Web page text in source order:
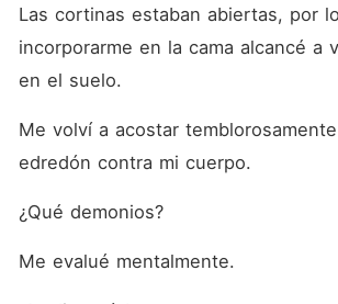
Las cortinas estaban abiertas, por
incorporarme en la cama alcancé a
en el suelo.
Me volví a acostar
edredón contra mi cuerpo.
¿Qué demonios?
Me evalué mentalmente.